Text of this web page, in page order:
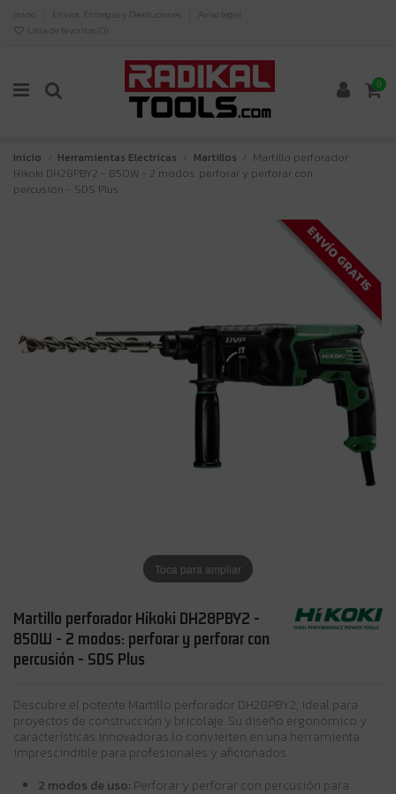
Inicio Envíos, Entregas y Devoluciones
Aviso legal
Lista de favoritos ( 0)
0
Inicio Herramientas Electricas Martillos
Martillo perforador
Hikoki DH28PBY2 - 850W - 2 modos: perforar y perforar con
percusión - SDS Plus
ENVÍO GRATIS
Toca para ampliar
Martillo perforador Hikoki DH28PBY2 -
850W - 2 modos: perforar y perforar con
percusión - SDS Plus
Descubre el potente Martillo perforador DH28PBY2, ideal para
proyectos de construcción y bricolaje. Su diseño ergonómico y
características innovadoras lo convierten en una herramienta
imprescindible para profesionales y aficionados.
2 modos de uso: Perforar y perforar con percusión para